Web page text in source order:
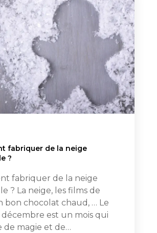
fabriquer de la neige
?
fabriquer de la neige
? La neige, les films de
bon chocolat chaud, … Le
décembre est un mois qui
de magie et de…